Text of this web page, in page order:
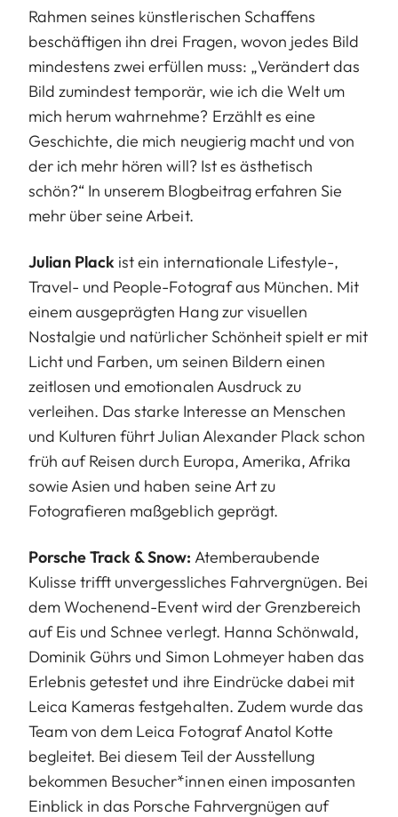
Rahmen seines künstlerischen Schaffens
beschäftigen ihn drei Fragen, wovon jedes Bild
mindestens zwei erfüllen muss: „Verändert das
Bild zumindest temporär, wie ich die Welt um
mich herum wahrnehme? Erzählt es eine
Geschichte, die mich neugierig macht und von
der ich mehr hören will? Ist es ästhetisch
schön?“ In unserem Blogbeitragerfahren Sie
mehr über seine Arbeit.
Julian Plack ist ein internationale Lifestyle-,
Travel- und People-Fotograf aus München. Mit
einem ausgeprägten Hang zur visuellen
Nostalgie und natürlicher Schönheit spielt er mit
Licht und Farben, um seinen Bildern einen
zeitlosen und emotionalen Ausdruck zu
verleihen. Das starke Interesse an Menschen
und Kulturen führt Julian Alexander Plack schon
früh auf Reisen durch Europa, Amerika, Afrika
sowie Asien und haben seine Art zu
Fotografieren maßgeblich geprägt.
Porsche Track & Snow: Atemberaubende
Kulisse trifft unvergessliches Fahrvergnügen. Bei
dem Wochenend-Event wird der Grenzbereich
auf Eis und Schnee verlegt. Hanna Schönwald,
Dominik Gührs und Simon Lohmeyer haben das
Erlebnis getestet und ihre Eindrücke dabei mit
Leica Kameras festgehalten. Zudem wurde das
Team von dem Leica Fotograf Anatol Kotte
begleitet. Bei diesem Teil der Ausstellung
bekommen Besucher*innen einen imposanten
Einblick in das Porsche Fahrvergnügen auf